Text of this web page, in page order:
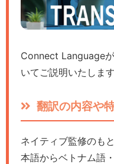
Connect Language
いてご説明いたします
翻訳の内容や
ネイティブ監修のも
本語からベトナム語